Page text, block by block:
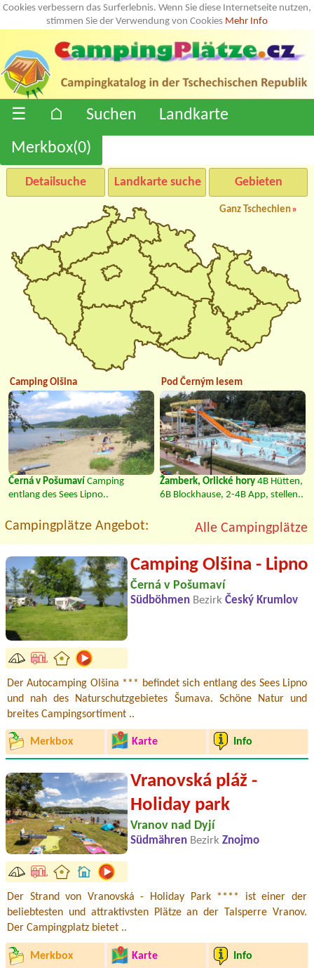
Cookies verbessern das Surferlebnis. Wenn Sie diese Internetseite nutzen,
stimmen Sie der Verwendung von Cookies Mehr Info
☰ ⌂ Suchen
Landkarte
Merkbox(0)
Detailsuche Landkarte suche Gebieten
Ganz Tschechien»
Camping Olšina
Černá v Pošumaví Camping
entlang des Sees Lipno..
Pod Černým lesem
Žamberk, Orlické hory 4B Hütten,
6B Blockhause, 2-4B App, stellen..
Campingplätze Angebot: Alle Campingplätze
Camping Olšina - Lipno
Černá v Pošumaví
Südböhmen Bezirk Český Krumlov
Der Autocamping Olšina *** befindet sich entlang des Sees Lipno
und nah des Naturschutzgebietes Šumava. Schöne Natur und
breites Campingsortiment ..
Merkbox Karte Info
Vranovská pláž -
Holiday park
Vranov nad Dyjí
Südmähren Bezirk Znojmo
Der Strand von Vranovská - Holiday Park **** ist einer der
beliebtesten und attraktivsten Plätze an der Talsperre Vranov.
Der Campingplatz bietet ..
Merkbox Karte Info